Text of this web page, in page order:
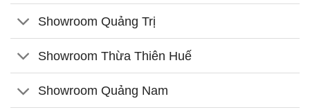
Showroom Quảng Trị
Showroom Thừa Thiên Huế
Showroom Quảng Nam